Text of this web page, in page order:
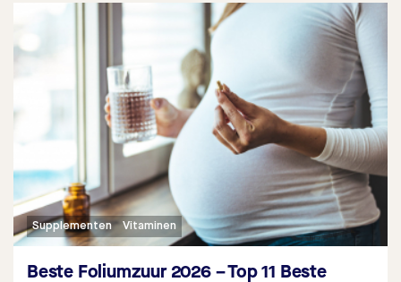
Supplementen Vitaminen
Beste Foliumzuur 2026 – Top 11 Beste